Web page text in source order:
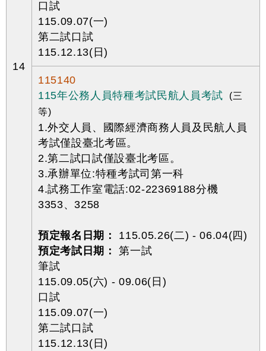
14
口試
115.09.07(一)
第二試口試
115.12.13(日)
115140
115年公務人員特種考試民航人員考試
(三
等)
1.外交人員、國際經濟商務人員及民航人員
考試僅設臺北考區。
2.第二試口試僅設臺北考區。
3.承辦單位:特種考試司第一科
4.試務工作室電話:02-22369188分機
3353、3258
預定報名日期：
115.05.26(二) - 06.04(四)
預定考試日期：
第一試
筆試
115.09.05(六) - 09.06(日)
口試
115.09.07(一)
第二試口試
115.12.13(日)